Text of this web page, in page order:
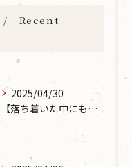
Recent
2025/04/30
【落ち着いた中にも華やかな雰囲気を】大分市で畳の表替えなら 張替本舗 金沢屋 坂ノ市店へ